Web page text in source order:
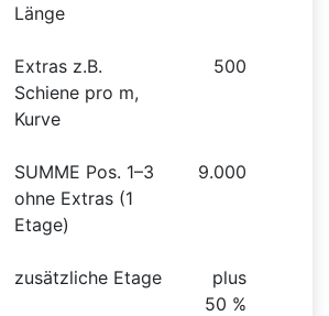
Länge
Extras z.B.
Schiene pro m,
Kurve
500
SUMME Pos. 1–3
ohne Extras (1
Etage)
9.000
zusätzliche Etage
plus
50 %